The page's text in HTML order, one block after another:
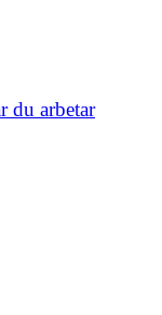
du arbetar